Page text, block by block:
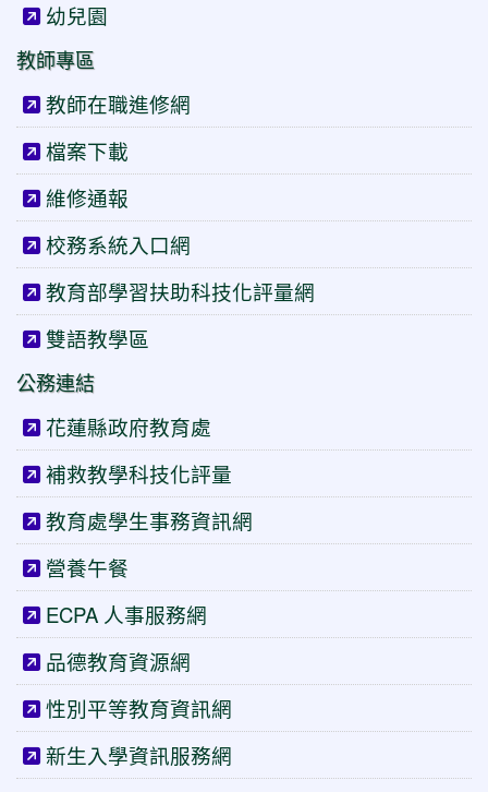
幼兒園
教師專區
教師在職進修網
檔案下載
維修通報
校務系統入口網
教育部學習扶助科技化評量網
雙語教學區
公務連結
花蓮縣政府教育處
補救教學科技化評量
教育處學生事務資訊網
營養午餐
ECPA 人事服務網
品德教育資源網
性別平等教育資訊網
新生入學資訊服務網